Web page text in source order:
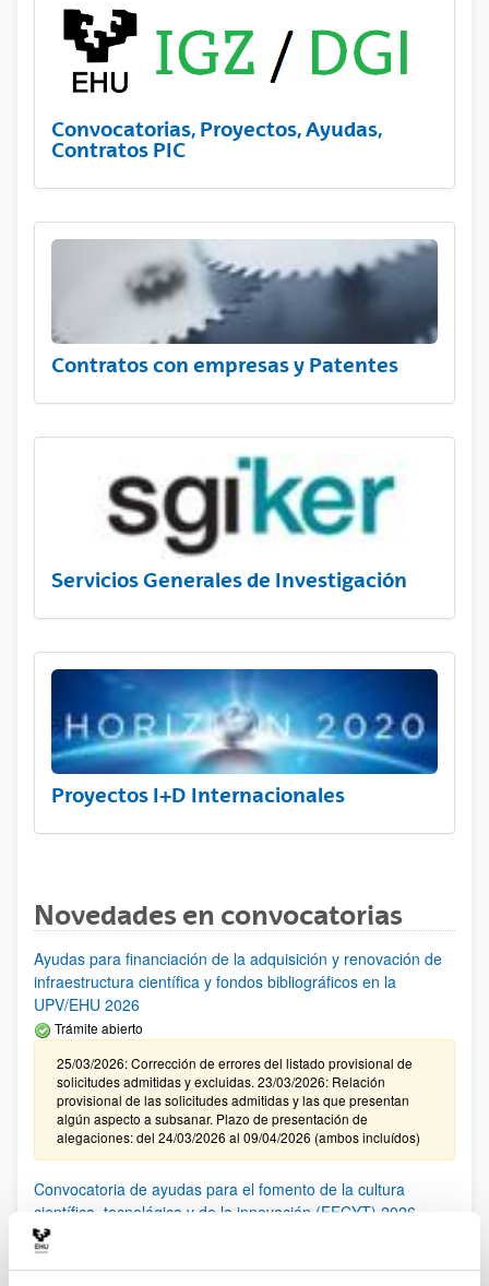
Convocatorias, Proyectos, Ayudas,
Contratos PIC
Contratos con empresas y Patentes
Servicios Generales de Investigación
Proyectos I+D Internacionales
Novedades en convocatorias
Ayudas para financiación de la adquisición y renovación de
infraestructura científica y fondos bibliográficos en la
UPV/EHU 2026
Trámite abierto
25/03/2026: Corrección de errores del listado provisional de
solicitudes admitidas y excluidas. 23/03/2026: Relación
provisional de las solicitudes admitidas y las que presentan
algún aspecto a subsanar. Plazo de presentación de
alegaciones: del 24/03/2026 al 09/04/2026 (ambos incluídos)
Convocatoria de ayudas para el fomento de la cultura
científica, tecnológica y de la innovación (FECYT) 2026
Plazo interno para envío documentación: propuestas